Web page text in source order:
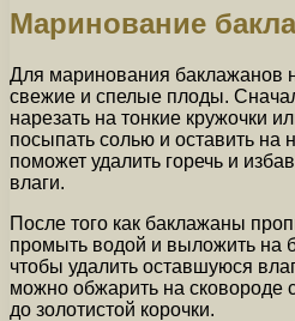
Маринование
Для маринования баклажанов
свежие и спелые плоды.
нарезать на тонкие кружочки
посыпать солью и оставить на
поможет удалить горечь и
влаги.
После того как баклажаны
промыть водой и выложить на
чтобы удалить оставшуюся
можно обжарить на сковороде
до золотистой корочки.